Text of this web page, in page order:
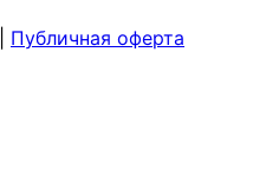
Публичная оферта